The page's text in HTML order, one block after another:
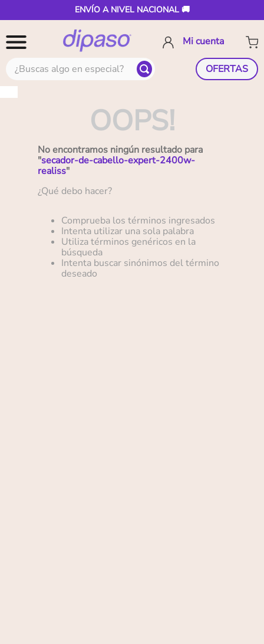
ENVÍO A NIVEL NACIONAL 🚚
¿Buscas algo en especial? OFERTAS
OOPS!
No encontramos ningún resultado para
"secador-de-cabello-expert-2400w-
realiss"
¿Qué debo hacer?
Comprueba los términos ingresados
Intenta utilizar una sola palabra
Utiliza términos genéricos en la
búsqueda
Intenta buscar sinónimos del término
deseado